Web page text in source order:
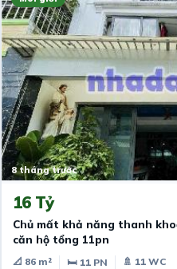
8 tháng trước
16 Tỷ
Chủ mất khả năng thanh
căn hộ tổng 11pn
📐 86 m² 🛏 11 PN
🚿 11 WC